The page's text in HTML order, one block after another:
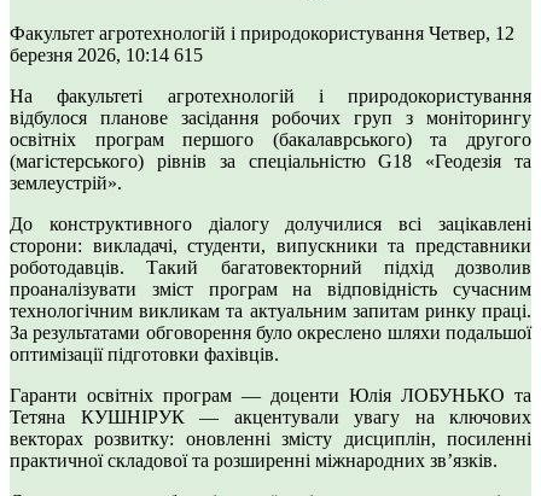
Факультет агротехнологій і природокористування Четвер, 12
березня 2026, 10:14 615
На факультеті агротехнологій і природокористування
відбулося планове засідання робочих груп з моніторингу
освітніх програм першого (бакалаврського) та другого
(магістерського) рівнів за спеціальністю G18 «Геодезія та
землеустрій».
До конструктивного діалогу долучилися всі зацікавлені
сторони: викладачі, студенти, випускники та представники
роботодавців. Такий багатовекторний підхід дозволив
проаналізувати зміст програм на відповідність сучасним
технологічним викликам та актуальним запитам ринку праці.
За результатами обговорення було окреслено шляхи подальшої
оптимізації підготовки фахівців.
Гаранти освітніх програм — доценти Юлія ЛОБУНЬКО та
Тетяна КУШНІРУК — акцентували увагу на ключових
векторах розвитку: оновленні змісту дисциплін, посиленні
практичної складової та розширенні міжнародних зв’язків.